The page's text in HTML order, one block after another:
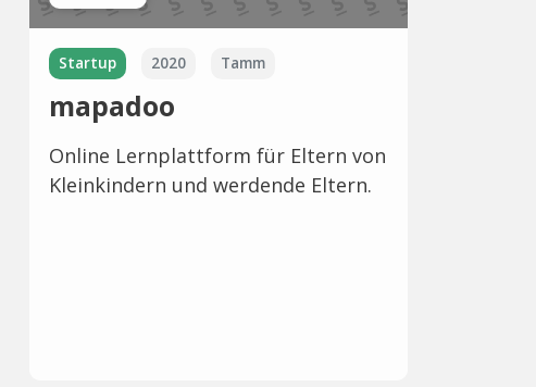
Startup 2020 Tamm
mapadoo
Online Lernplattform für Eltern von
Kleinkindern und werdende Eltern.